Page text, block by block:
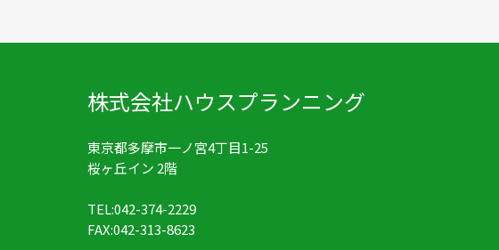
株式会社ハウスプランニング
東京都多摩市一ノ宮4丁目1-25
桜ヶ丘イン 2階
TEL:042-374-2229
FAX:042-313-8623